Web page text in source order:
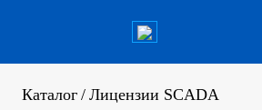
Каталог / Лицензии SCADA